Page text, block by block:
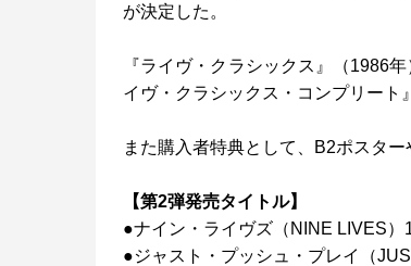
が決定した。
『ライヴ・クラシックス』（1986
イヴ・クラシックス・コンプリート
また購入者特典として、B2ポスタ
【第2弾発売タイトル】
●ナイン・ライヴズ（NINE LIVES）
●ジャスト・プッシュ・プレイ（